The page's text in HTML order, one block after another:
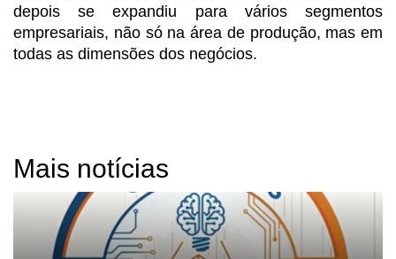
depois se expandiu para vários segmentos
empresariais, não só na área de produção, mas em
todas as dimensões dos negócios.
Mais notícias